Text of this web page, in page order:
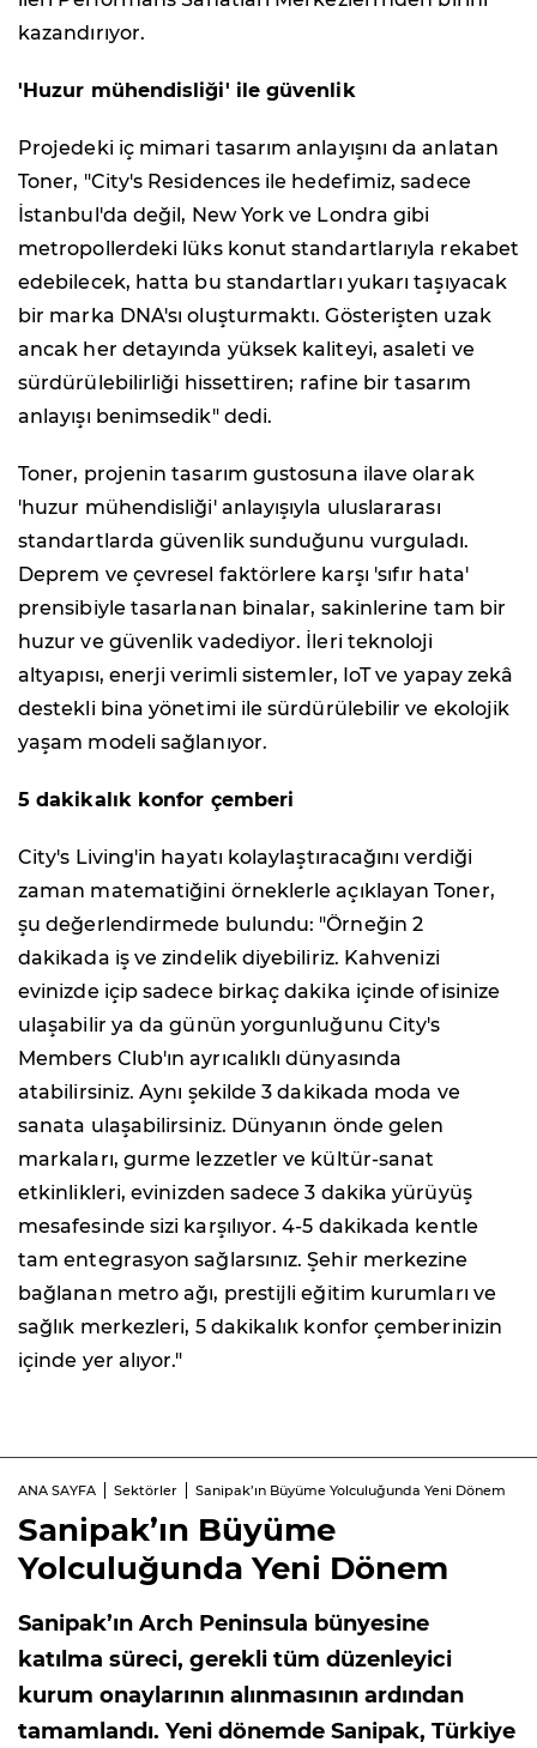
kazandırıyor.
'Huzur mühendisliği' ile güvenlik
Projedeki iç mimari tasarım anlayışını da anlatan
Toner, "City's Residences ile hedefimiz, sadece
İstanbul'da değil, New York ve Londra gibi
metropollerdeki lüks konut standartlarıyla rekabet
edebilecek, hatta bu standartları yukarı taşıyacak
bir marka DNA'sı oluşturmaktı. Gösterişten uzak
ancak her detayında yüksek kaliteyi, asaleti ve
sürdürülebilirliği hissettiren; rafine bir tasarım
anlayışı benimsedik" dedi.
Toner, projenin tasarım gustosuna ilave olarak
'huzur mühendisliği' anlayışıyla uluslararası
standartlarda güvenlik sunduğunu vurguladı.
Deprem ve çevresel faktörlere karşı 'sıfır hata'
prensibiyle tasarlanan binalar, sakinlerine tam bir
huzur ve güvenlik vadediyor. İleri teknoloji
altyapısı, enerji verimli sistemler, IoT ve yapay zekâ
destekli bina yönetimi ile sürdürülebilir ve ekolojik
yaşam modeli sağlanıyor.
5 dakikalık konfor çemberi
City's Living'in hayatı kolaylaştıracağını verdiği
zaman matematiğini örneklerle açıklayan Toner,
şu değerlendirmede bulundu: "Örneğin 2
dakikada iş ve zindelik diyebiliriz. Kahvenizi
evinizde içip sadece birkaç dakika içinde ofisinize
ulaşabilir ya da günün yorgunluğunu City's
Members Club'ın ayrıcalıklı dünyasında
atabilirsiniz. Aynı şekilde 3 dakikada moda ve
sanata ulaşabilirsiniz. Dünyanın önde gelen
markaları, gurme lezzetler ve kültür-sanat
etkinlikleri, evinizden sadece 3 dakika yürüyüş
mesafesinde sizi karşılıyor. 4-5 dakikada kentle
tam entegrasyon sağlarsınız. Şehir merkezine
bağlanan metro ağı, prestijli eğitim kurumları ve
sağlık merkezleri, 5 dakikalık konfor çemberinizin
içinde yer alıyor."
ANA SAYFA Sektörler Sanipak’ın Büyüme Yolculuğunda Yeni Dönem
Sanipak’ın Büyüme
Yolculuğunda Yeni Dönem
Sanipak’ın Arch Peninsula bünyesine
katılma süreci, gerekli tüm düzenleyici
kurum onaylarının alınmasının ardından
tamamlandı. Yeni dönemde Sanipak, Türkiye